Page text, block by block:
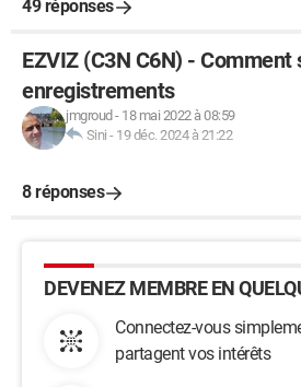
49 réponses
EZVIZ (C3N C6N) -
enregistrements
jmgroud - 18 mai 2022 à 08:59
Sini - 19 déc. 2024 à 21:22
8 réponses
DEVENEZ MEMBRE EN
Connectez-vous
partagent vos intérêts